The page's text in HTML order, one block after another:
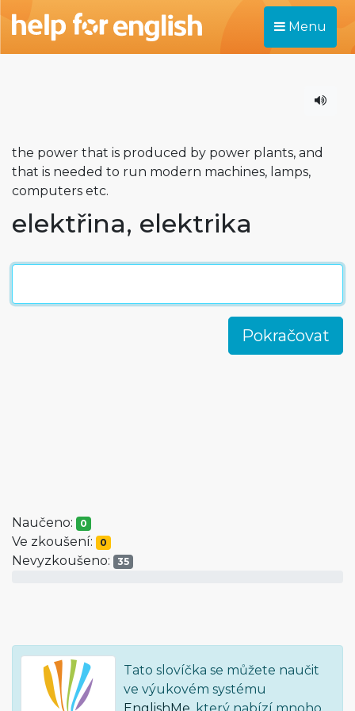
Menu
the power that is produced by power plants, and
that is needed to run modern machines, lamps,
computers etc.
elektřina, elektrika
Naučeno: 0
Ve zkoušení: 0
Nevyzkoušeno: 35
Tato slovíčka se můžete naučit
ve výukovém systému